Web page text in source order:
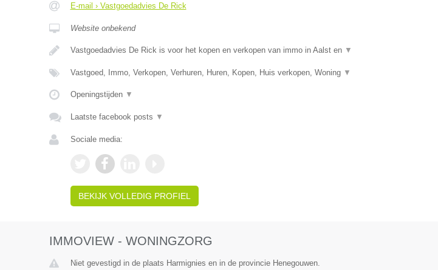
E-mail › Vastgoedadvies De Rick
Website onbekend
Vastgoedadvies De Rick is voor het kopen en verkopen van immo in Aalst en ▼
Vastgoed, Immo, Verkopen, Verhuren, Huren, Kopen, Huis verkopen, Woning ▼
Openingstijden ▼
Laatste facebook posts ▼
Sociale media:
BEKIJK VOLLEDIG PROFIEL
IMMOVIEW - WONINGZORG
Niet gevestigd in de plaats Harmignies en in de provincie Henegouwen.